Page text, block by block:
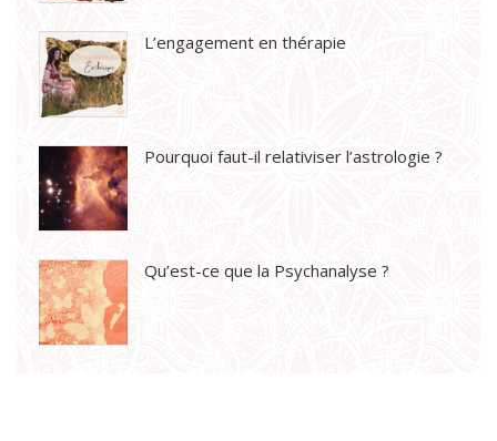
L’engagement en thérapie
Pourquoi faut-il relativiser l’astrologie ?
Qu’est-ce que la Psychanalyse ?